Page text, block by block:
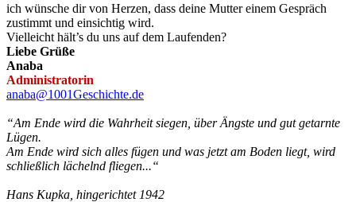
ich wünsche dir von Herzen, dass deine Mutter einem Gespräch
zustimmt und einsichtig wird.
Vielleicht hält’s du uns auf dem Laufenden?
Liebe Grüße
Anaba
Administratorin
anaba@1001Geschichte.de
“Am Ende wird die Wahrheit siegen, über Ängste und gut getarnte
Lügen.
Am Ende wird sich alles fügen und was jetzt am Boden liegt, wird
schließlich lächelnd fliegen...“
Hans Kupka, hingerichtet 1942